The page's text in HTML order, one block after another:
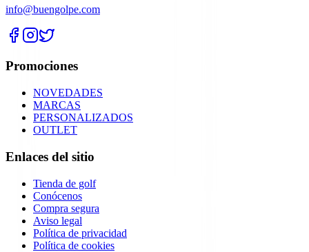
info@buengolpe.com
Promociones
NOVEDADES
MARCAS
PERSONALIZADOS
OUTLET
Enlaces del sitio
Tienda de golf
Conócenos
Compra segura
Aviso legal
Política de privacidad
Política de cookies